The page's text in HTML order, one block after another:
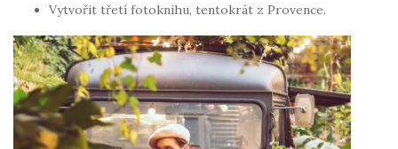
Vytvořit třetí fotoknihu, tentokrát z Provence.